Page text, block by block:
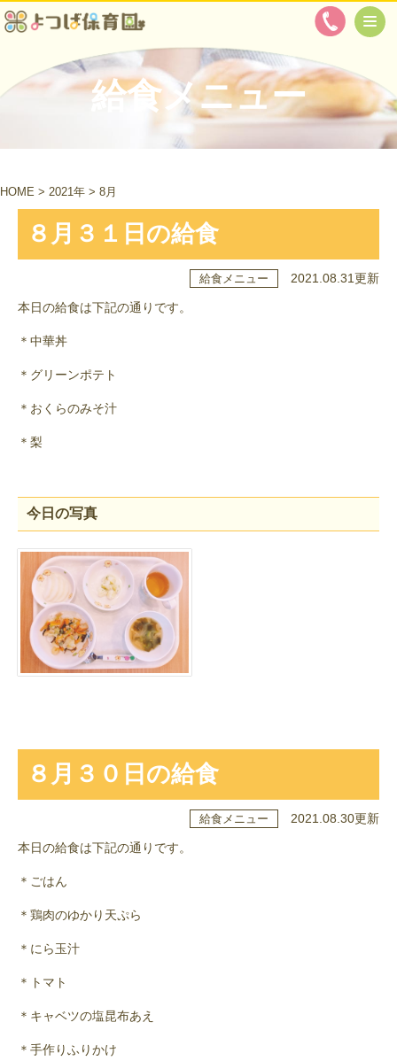
給食メニュー
HOME > 2021年 > 8月
８月３１日の給食
給食メニュー 2021.08.31更新
本日の給食は下記の通りです。
＊中華丼
＊グリーンポテト
＊おくらのみそ汁
＊梨
今日の写真
８月３０日の給食
給食メニュー 2021.08.30更新
本日の給食は下記の通りです。
＊ごはん
＊鶏肉のゆかり天ぷら
＊にら玉汁
＊トマト
＊キャベツの塩昆布あえ
＊手作りふりかけ